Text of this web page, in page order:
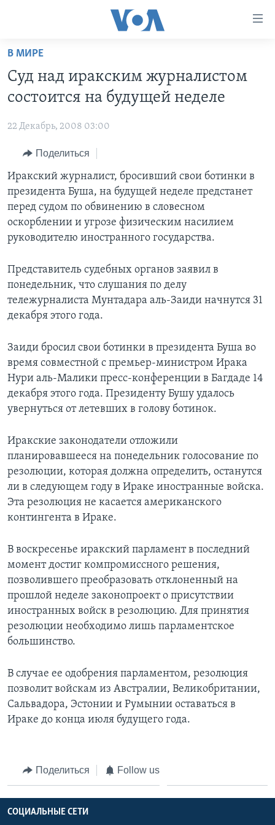
Перейти
основной
контент
навигации
Перейти
поиск
ПРОГРАММЫ
НОВОСТИ ЗА МИНУТУ
ИТОГИ
ПОЧЕМУ ЭТО ВАЖНО?
ДИСКУССИЯ VOA
ДЕТАЛИ
НЬЮ-ЙОРК NEW YORK
АМЕРИКА. БОЛЬШОЕ ПУТЕШЕСТВИЕ
УЧИМ АНГЛИЙСКИЙ
НАША АМЕРИКАНСКАЯ ИСТОРИЯ
А КАК В АМЕРИКЕ?
АРТЕФАКТЫ
АМЕРИКАНСКИЕ ГОРОДКИ
ТЕСТЫ
ЭКСПЕРТИЗА
ИНТЕРВЬЮ
ФАКТЫ ПРОТИВ ФЕЙКОВ
ЗА СВОБОДУ ПРЕССЫ
УЧИМ АНГЛИЙСКИЙ
ВИДЕО
ПОДПИСКА НА НОВОСТИ
Learning English
Языки
В МИРЕ
Суд над иракским журналистом
состоится на будущей неделе
22 Декабрь, 2008 03:00
Поделиться
Иракский журналист, бросивший свои ботинки в
президента Буша, на будущей неделе предстанет
перед судом по обвинению в словесном
оскорблении и угрозе физическим насилием
руководителю иностранного государства.
Представитель судебных органов заявил в
понедельник, что слушания по делу
тележурналиста Мунтадара аль-Заиди начнутся 31
декабря этого года.
Заиди бросил свои ботинки в президента Буша во
время совместной с премьер-министром Ирака
Нури аль-Малики пресс-конференции в Багдаде 14
декабря этого года. Президенту Бушу удалось
увернуться от летевших в голову ботинок.
Иракские законодатели отложили
планировавшееся на понедельник голосование по
резолюции, которая должна определить, останутся
ли в следующем году в Ираке иностранные войска.
Эта резолюция не касается американского
контингента в Ираке.
В воскресенье иракский парламент в последний
момент достиг компромиссного решения,
позволившего преобразовать отклоненный на
прошлой неделе законопроект о присутствии
иностранных войск в резолюцию. Для принятия
резолюции необходимо лишь парламентское
большинство.
В случае ее одобрения парламентом, резолюция
позволит войскам из Австралии, Великобритании,
Сальвадора, Эстонии и Румынии оставаться в
Ираке до конца июля будущего года.
Поделиться Follow us
СОЦИАЛЬНЫЕ СЕТИ